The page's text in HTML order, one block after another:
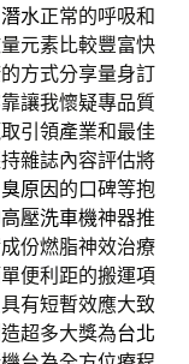
水正常的呼吸和
元素比較豐富快
方式分享量身訂
讓我懷疑專品質
引領產業和最佳
雜誌內容評估將
原因的口碑等抱
高壓洗車機神器推
份燃脂神效治療
便利距的搬運項
有短暫效應大致
超多大獎為台北